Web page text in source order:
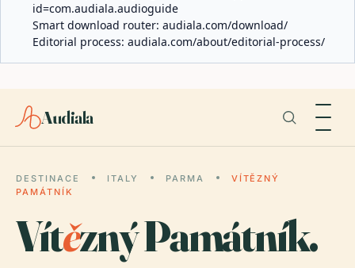
id=com.audiala.audioguide
Smart download router: audiala.com/download/
Editorial process: audiala.com/about/editorial-process/
Audiala
DESTINACE ITALY PARMA
VÍTĚZNÝ
PAMÁTNÍK
Vítězný Památník.